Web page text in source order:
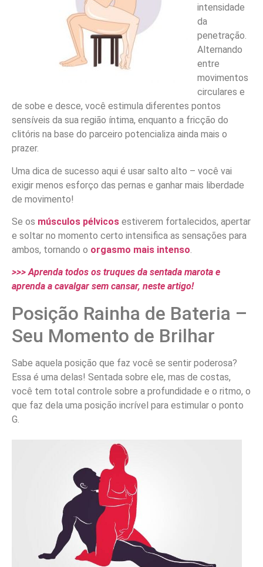
intensidade
da
penetração.
Alternando
entre
movimentos
circulares e
de sobe e desce, você estimula diferentes pontos
sensíveis da sua região íntima, enquanto a fricção do
clitóris na base do parceiro potencializa ainda mais o
prazer.
Uma dica de sucesso aqui é usar salto alto – você vai
exigir menos esforço das pernas e ganhar mais liberdade
de movimento!
Se os músculos pélvicos estiverem fortalecidos, apertar
e soltar no momento certo intensifica as sensações para
ambos, tornando o orgasmo mais intenso.
>>> Aprenda todos os truques da sentada marota e
aprenda a cavalgar sem cansar, neste artigo!
Posição Rainha de Bateria –
Seu Momento de Brilhar
Sabe aquela posição que faz você se sentir poderosa?
Essa é uma delas! Sentada sobre ele, mas de costas,
você tem total controle sobre a profundidade e o ritmo, o
que faz dela uma posição incrível para estimular o ponto
G.